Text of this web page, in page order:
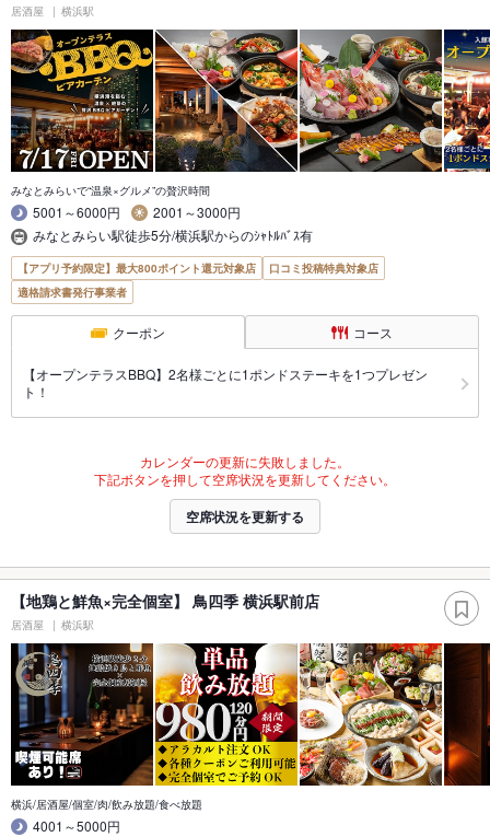
居酒屋 横浜駅
みなとみらいで“温泉×グルメ”の贅沢時間
5001～6000円
2001～3000円
みなとみらい駅徒歩5分/横浜駅からのｼｬﾄﾙﾊﾞｽ有
【アプリ予約限定】最大800ポイント還元対象店
口コミ投稿特典対象店
適格請求書発行事業者
クーポン コース
【オープンテラスBBQ】2名様ごとに1ポンドステーキを1つプレゼン
ト！
カレンダーの更新に失敗しました。
下記ボタンを押して空席状況を更新してください。
空席状況を更新する
【地鶏と鮮魚×完全個室】 鳥四季 横浜駅前店
居酒屋 横浜駅
横浜/居酒屋/個室/肉/飲み放題/食べ放題
4001～5000円